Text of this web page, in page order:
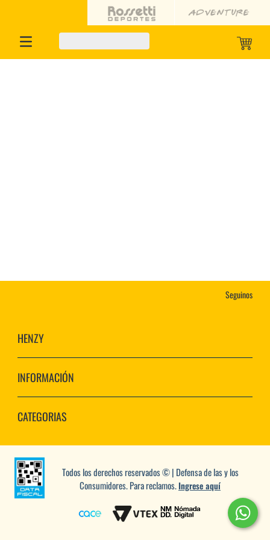
Seguinos
HENZY
INFORMACIÓN
CATEGORIAS
Todos los derechos reservados © | Defensa de las y los
Consumidores. Para reclamos.Ingrese aquí